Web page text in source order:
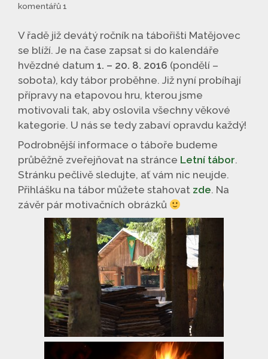
komentářů 1
V řadě již devátý ročník na tábořišti Matějovec
se blíží. Je na čase zapsat si do kalendáře
hvězdné datum 1. – 20. 8. 2016 (pondělí –
sobota), kdy tábor proběhne. Již nyní probíhají
přípravy na etapovou hru, kterou jsme
motivovali tak, aby oslovila všechny věkové
kategorie. U nás se tedy zabaví opravdu každý!
Podrobnější informace o táboře budeme
průběžně zveřejňovat na stránce Letní tábor.
Stránku pečlivě sledujte, ať vám nic neujde.
Přihlášku na tábor můžete stahovat zde. Na
závěr pár motivačních obrázků